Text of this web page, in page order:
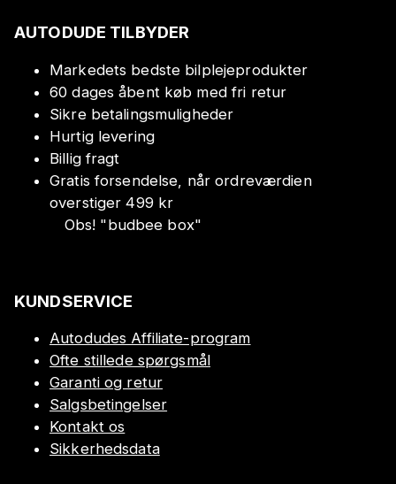
AUTODUDE TILBYDER
Markedets bedste bilplejeprodukter
60 dages åbent køb med fri retur
Sikre betalingsmuligheder
Hurtig levering
Billig fragt
Gratis forsendelse, når ordreværdien
overstiger 499 kr
Obs! "budbee box"
KUNDSERVICE
Autodudes Affiliate-program
Ofte stillede spørgsmål
Garanti og retur
Salgsbetingelser
Kontakt os
Sikkerhedsdata